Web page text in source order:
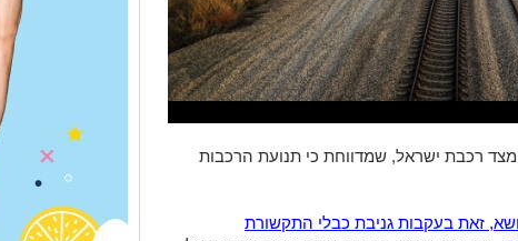
רכבת ישראל, שמדווחת כי תנועת הרכבות
זאת בעקבות גניבת כבלי התקשורת